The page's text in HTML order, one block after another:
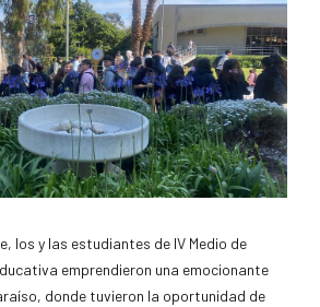
los y las estudiantes de IV Medio de
emprendieron una emocionante
donde tuvieron la oportunidad de